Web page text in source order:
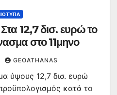
12,7 δισ. ευρώ το
στο 11μηνο
GEOATHANAS
ύψους 12,7 δισ. ευρώ
κατά το